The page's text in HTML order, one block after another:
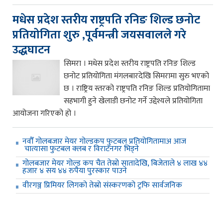
मधेस प्रदेश स्तरीय राष्ट्रपति रनिङ शिल्ड छनोट
प्रतियोगिता शुरु ,पूर्वमन्त्री जयसवालले गरे
उद्धघाटन
सिमरा । मधेस प्रदेश स्तरीय राष्ट्रपति रनिङ शिल्ड
छनोट प्रतियोगिता मंगलबारदेखि सिमरामा सुरु भएको
छ । राष्ट्रिय स्तरको राष्ट्रपति रनिङ शिल्ड प्रतियोगितामा
सहभागी हुने खेलाडी छनोट गर्ने उद्देश्यले प्रतियोगिता
आयोजना गरिएको हो ।
नवौँ गोलबजार मेयर गोल्डकप फुटबल प्रतियोगितामाअ आज
चात्यासा फुटबल क्लब र विराटनगर भिड्ने
गोलबजार मेयर गोल्ड कप चैत तेस्रो सातादेखि, बिजेताले ४ लाख ४४
हजार ४ सय ४४ रुपैया पुरस्कार पाउने
वीरगञ्ज प्रिमियर लिगको तेस्रो संस्करणको ट्रफि सार्वजनिक